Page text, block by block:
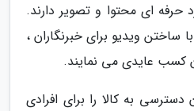
حرفه ای محتوا و تصویر دارند.
ساختن ویدیو برای خبرنگاران ،
کسب عایدی می نمایند.
به کالا را برای افرادی